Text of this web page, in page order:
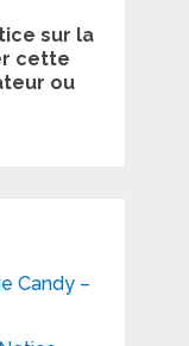
sur la
cette
ou
Candy –